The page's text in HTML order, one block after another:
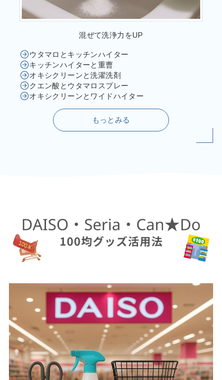
混ぜて洗浄力をUP
ウタマロとキッチンハイター
キッチンハイターと重曹
オキシクリーンと洗濯洗剤
クエン酸とウタマロスプレー
オキシクリーンとワイドハイター
もっとみる